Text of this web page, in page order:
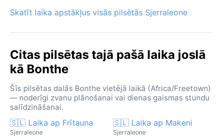
Skatīt laika apstākļus visās pilsētās Sjerraleone
Citas pilsētas tajā pašā laika joslā
kā Bonthe
Šīs pilsētas dalās Bonthe vietējā laikā (Africa/Freetown)
— noderīgi zvanu plānošanai vai dienas gaismas stundu
salīdzināšanai.
🇸🇱 Laika ap Frītauna
Sjerraleone
🇸🇱 Laika ap Makeni
Sjerraleone